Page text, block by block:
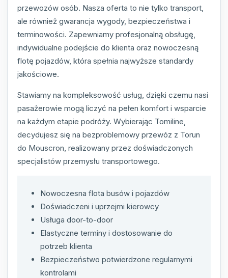
przewozów osób. Nasza oferta to nie tylko transport,
ale również gwarancja wygody, bezpieczeństwa i
terminowości. Zapewniamy profesjonalną obsługę,
indywidualne podejście do klienta oraz nowoczesną
flotę pojazdów, która spełnia najwyższe standardy
jakościowe.
Stawiamy na kompleksowość usług, dzięki czemu nasi
pasażerowie mogą liczyć na pełen komfort i wsparcie
na każdym etapie podróży. Wybierając Tomiline,
decydujesz się na bezproblemowy przewóz z Torun
do Mouscron, realizowany przez doświadczonych
specjalistów przemysłu transportowego.
Nowoczesna flota busów i pojazdów
Doświadczeni i uprzejmi kierowcy
Usługa door-to-door
Elastyczne terminy i dostosowanie do
potrzeb klienta
Bezpieczeństwo potwierdzone regularnymi
kontrolami